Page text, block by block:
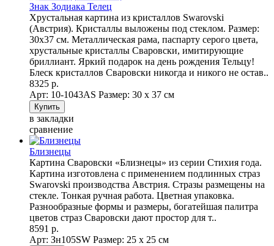
Знак Зодиака Телец
Хрустальная картина из кристаллов Swarovski
(Австрия). Кристаллы выложены под стеклом. Размер:
30х37 см. Металлическая рама, паспарту серого цвета,
хрустальные кристаллы Сваровски, имитирующие
бриллиант. Яркий подарок на день рождения Тельцу!
Блеск кристаллов Сваровски никогда и никого не остав..
8325 р.
Арт: 10-1043AS Размер: 30 х 37 см
в закладки
сравнение
Близнецы
Картина Сваровски «Близнецы» из серии Стихия года.
Картина изготовлена с применением подлинных страз
Swarovski производства Австрия. Стразы размещены на
стекле. Тонкая ручная работа. Цветная упаковка.
Разнообразные формы и размеры, богатейшая палитра
цветов страз Сваровски дают простор для т..
8591 р.
Арт: Зн105SW Размер: 25 х 25 см